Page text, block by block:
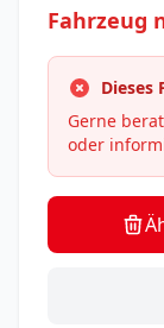
Fahrzeug
Dieses
Gerne
oder